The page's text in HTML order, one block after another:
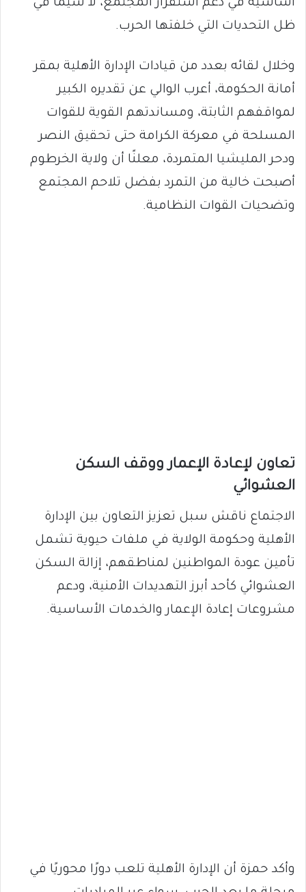
أساسية في دعم استقرار المجتمع، لا سيما في
ظل التحديات التي خلفتها الحرب.
وخلال لقائه بعدد من قيادات الإدارة الأهلية بمقر
أمانة الحكومة، أعرب الوالي عن تقديره الكبير
لمواقفهم الثابتة، ومساندتهم القوية للقوات
المسلحة في معركة الكرامة حتى تحقيق النصر
ودحر المليشيا المتمردة، معلنًا أن ولاية الخرطوم
أصبحت خالية من التمرد بفضل تلاحم المجتمع
وتضحيات القوات النظامية.
تعاون لإعادة الإعمار ووقف السكن
العشوائي
الاجتماع ناقش سبل تعزيز التعاون بين الإدارة
الأهلية وحكومة الولاية في ملفات حيوية تشمل
تأمين عودة المواطنين لمناطقهم، إزالة السكن
العشوائي كأحد أبرز التهديدات الأمنية، ودعم
مشروعات إعادة الإعمار والخدمات الأساسية.
وأكد حمزة أن الإدارة الأهلية تلعب دورًا محوريًا في